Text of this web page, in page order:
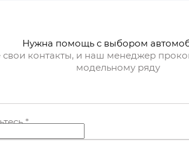
Нужна помощь с выбором
свои контакты, и наш менеджер
модельному ряду
*